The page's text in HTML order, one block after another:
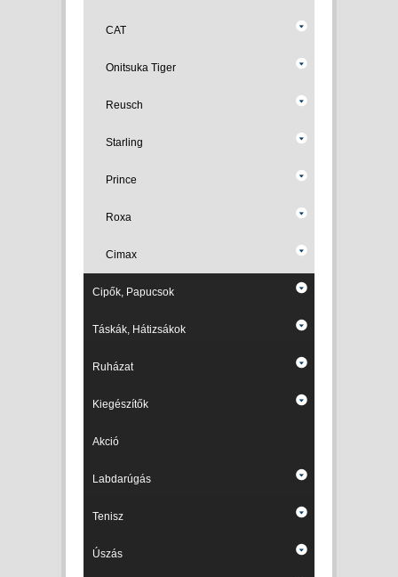
CAT
Onitsuka Tiger
Reusch
Starling
Prince
Roxa
Cimax
Cipők, Papucsok
Táskák, Hátizsákok
Ruházat
Kiegészítők
Akció
Labdarúgás
Tenisz
Úszás